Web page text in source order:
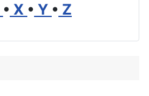
• X • Y • Z